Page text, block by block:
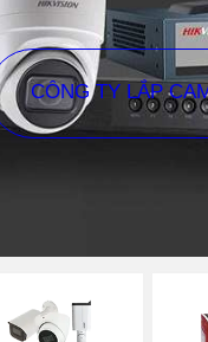
CÔNG TY LẮP